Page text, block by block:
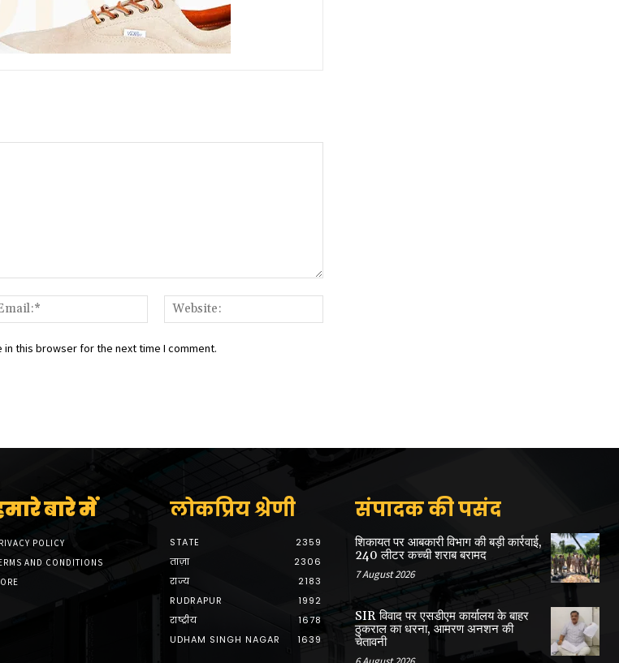
Email:*
in this browser for the next time I comment.
बारे में
POLICY
AND CONDITIONS
लोकप्रिय श्रेणी
STATE
2359
ताज़ा
2306
राज्य
2183
RUDRAPUR
1992
राष्ट्रीय
1678
UDHAM SINGH NAGAR
1639
संपादक की पसंद
शिकायत पर आबकारी विभाग की बड़ी कार्रवाई,
240 लीटर कच्ची शराब बरामद
7 August 2026
SIR विवाद पर एसडीएम कार्यालय के बाहर
ठुकराल का धरना, आमरण अनशन की
चेतावनी